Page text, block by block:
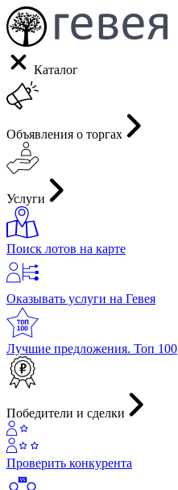
Каталог
Объявления о торгах
Услуги
Поиск лотов на карте
Оказывать услуги на Гевея
Лучшие предложения. Топ 100
Победители и сделки
Проверить конкурента